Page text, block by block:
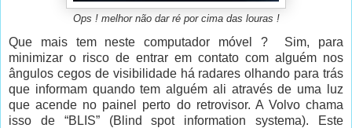
Ops ! melhor não dar ré por cima das louras !
Que mais tem neste computador móvel ? Sim, para
minimizar o risco de entrar em contato com alguém nos
ângulos cegos de visibilidade há radares olhando para trás
que informam quando tem alguém ali através de uma luz
que acende no painel perto do retrovisor. A Volvo chama
isso de “BLIS” (Blind spot information systema). Este